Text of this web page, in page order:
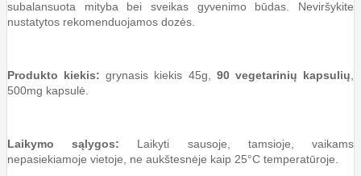
subalansuota mityba bei sveikas gyvenimo būdas. Neviršykite
nustatytos rekomenduojamos dozės.
Produkto kiekis: grynasis kiekis 45g, 90 vegetarinių kapsulių
500mg kapsulė.
Laikymo sąlygos: Laikyti sausoje, tamsioje, vaikams
nepasiekiamoje vietoje, ne aukštesnėje kaip 25°C temperatūroje.